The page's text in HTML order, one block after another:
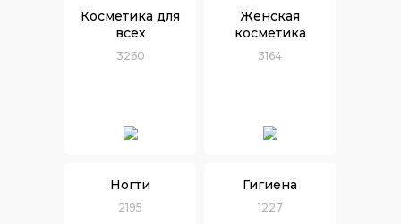
Косметика для
всех
3260
Женская
косметика
3164
Ногти
2195
Гигиена
1227